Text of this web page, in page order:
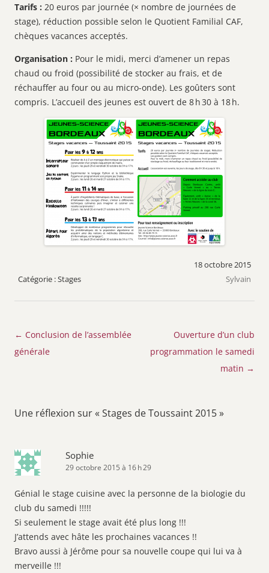
Tarifs : 20 euros par journée (× nombre de journées de
stage), réduction possible selon le Quotient Familial CAF,
chèques vacances acceptés.
Organisation : Pour le midi, merci d’amener un repas
chaud ou froid (possibilité de stocker au frais, et de
réchauffer au four ou au micro-onde). Les goûters sont
compris. L’accueil des jeunes est ouvert de 8 h 30 à 18 h.
Stages
18 octobre 2015
Sylvain
Navigation
des
← Conclusion de l’assemblée
générale
Ouverture d’un club
programmation le samedi
matin →
Une réflexion sur « Stages de Toussaint 2015»
Sophie
29 octobre 2015 à 16 h 29
Génial le stage cuisine avec la personne de la biologie du
club du samedi !!!!!
Si seulement le stage avait été plus long !!!
J’attends avec hâte les prochaines vacances !!
Bravo aussi à Jérôme pour sa nouvelle coupe qui lui va à
merveille !!!